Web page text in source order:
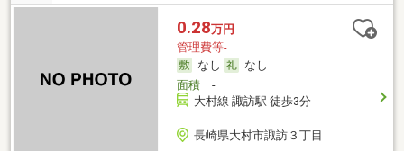
0.28万円
管理費等-
なし
なし
面積-
大村線 諏訪駅 徒歩3分
長崎県大村市諏訪３丁目